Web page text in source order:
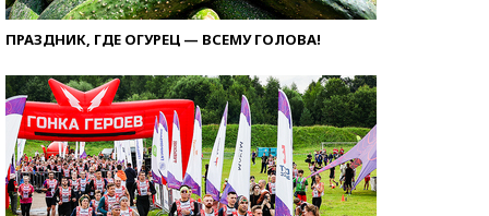
ПРАЗДНИК, ГДЕ ОГУРЕЦ — ВСЕМУ ГОЛОВА!